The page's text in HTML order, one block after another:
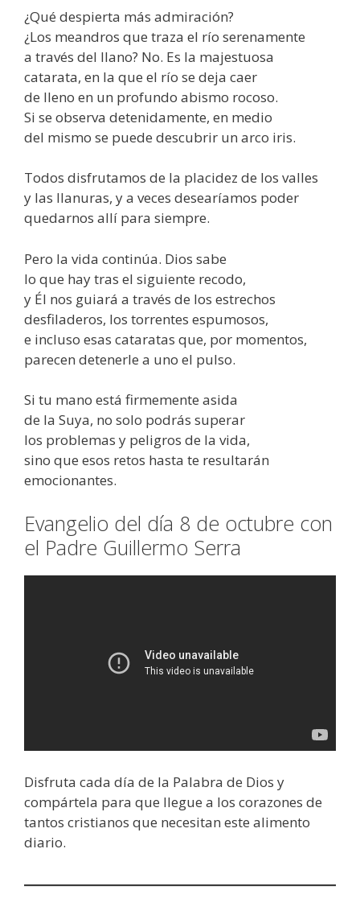
¿Qué despierta más admiración?
¿Los meandros que traza el río serenamente
a través del llano? No. Es la majestuosa
catarata, en la que el río se deja caer
de lleno en un profundo abismo rocoso.
Si se observa detenidamente, en medio
del mismo se puede descubrir un arco iris.
Todos disfrutamos de la placidez de los valles
y las llanuras, y a veces desearíamos poder
quedarnos allí para siempre.
Pero la vida continúa. Dios sabe
lo que hay tras el siguiente recodo,
y Él nos guiará a través de los estrechos
desfiladeros, los torrentes espumosos,
e incluso esas cataratas que, por momentos,
parecen detenerle a uno el pulso.
Si tu mano está firmemente asida
de la Suya, no solo podrás superar
los problemas y peligros de la vida,
sino que esos retos hasta te resultarán
emocionantes.
Evangelio del día 8 de octubre con
el Padre Guillermo Serra
Disfruta cada día de la Palabra de Dios y
compártela para que llegue a los corazones de
tantos cristianos que necesitan este alimento
diario.